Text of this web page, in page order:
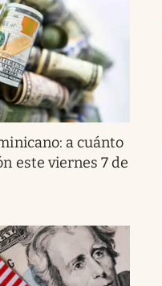
a cuánto
este viernes 7 de